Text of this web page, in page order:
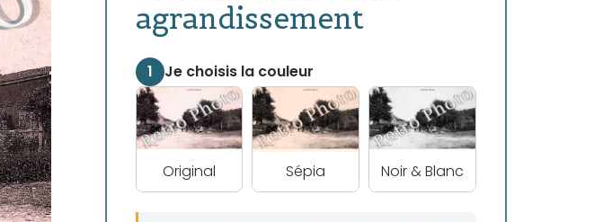
agrandissement
1 Je choisis la couleur
Original Sépia Noir & Blanc